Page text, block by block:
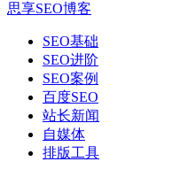
思享SEO博客
SEO基础
SEO进阶
SEO案例
百度SEO
站长新闻
自媒体
排版工具